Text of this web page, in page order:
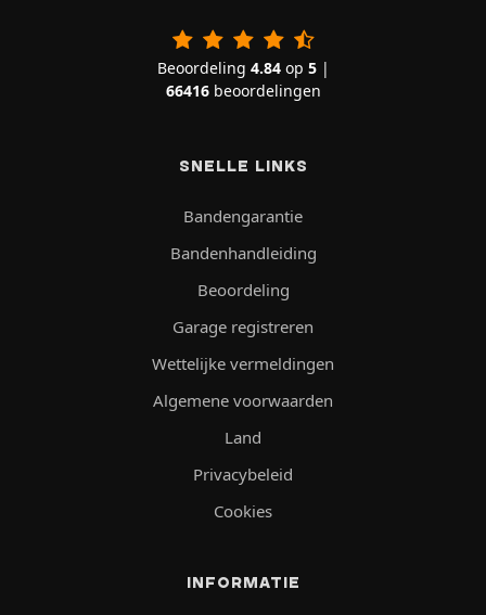
Beoordeling 4.84op 5|
66416beoordelingen
SNELLE LINKS
Bandengarantie
Bandenhandleiding
Beoordeling
Garage registreren
Wettelijke vermeldingen
Algemene voorwaarden
Land
Privacybeleid
Cookies
INFORMATIE